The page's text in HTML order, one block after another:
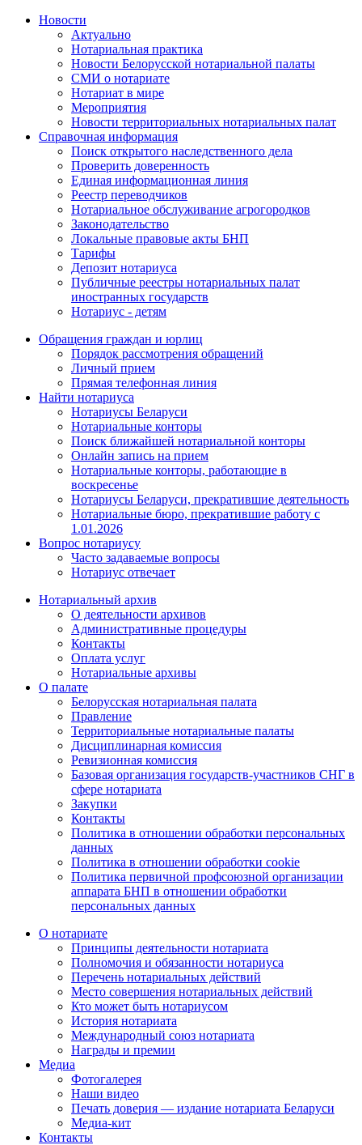
Новости
Актуально
Нотариальная практика
Новости Белорусской нотариальной палаты
СМИ о нотариате
Нотариат в мире
Мероприятия
Новости территориальных нотариальных палат
Справочная информация
Поиск открытого наследственного дела
Проверить доверенность
Единая информационная линия
Реестр переводчиков
Нотариальное обслуживание агрогородков
Законодательство
Локальные правовые акты БНП
Тарифы
Депозит нотариуса
Публичные реестры нотариальных палат
иностранных государств
Нотариус - детям
Обращения граждан и юрлиц
Порядок рассмотрения обращений
Личный прием
Прямая телефонная линия
Найти нотариуса
Нотариусы Беларуси
Нотариальные конторы
Поиск ближайшей нотариальной конторы
Онлайн запись на прием
Нотариальные конторы, работающие в
воскресенье
Нотариусы Беларуси, прекратившие деятельность
Нотариальные бюро, прекратившие работу с
1.01.2026
Вопрос нотариусу
Часто задаваемые вопросы
Нотариус отвечает
Нотариальный архив
О деятельности архивов
Административные процедуры
Контакты
Оплата услуг
Нотариальные архивы
О палате
Белорусская нотариальная палата
Правление
Территориальные нотариальные палаты
Дисциплинарная комиссия
Ревизионная комиссия
Базовая организация государств-участников СНГ в
сфере нотариата
Закупки
Контакты
Политика в отношении обработки персональных
данных
Политика в отношении обработки cookie
Политика первичной профсоюзной организации
аппарата БНП в отношении обработки
персональных данных
О нотариате
Принципы деятельности нотариата
Полномочия и обязанности нотариуса
Перечень нотариальных действий
Место совершения нотариальных действий
Кто может быть нотариусом
История нотариата
Международный союз нотариата
Награды и премии
Медиа
Фотогалерея
Наши видео
Печать доверия — издание нотариата Беларуси
Медиа-кит
Контакты